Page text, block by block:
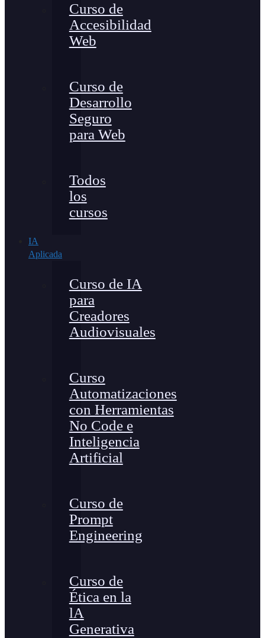
Curso de
Accesibilidad
Web
Curso de
Desarrollo
Seguro
para Web
Todos
los
cursos
IA
Aplicada
Curso de IA
para
Creadores
Audiovisuales
Curso
Automatizaciones
con Herramientas
No Code e
Inteligencia
Artificial
Curso de
Prompt
Engineering
Curso de
Ética en la
lA
Generativa